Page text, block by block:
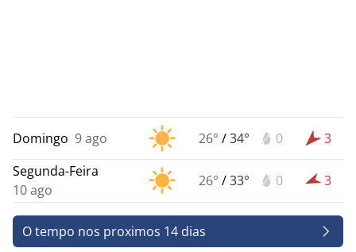
Domingo 9 ago 26° /34° 0
3
Segunda-Feira
10 ago
26° /33° 0 3
O tempo nos proximos 14 dias